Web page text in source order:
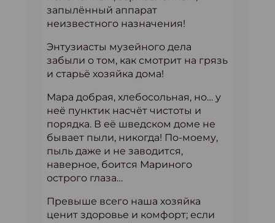
запылённый аппарат
неизвестного назначения!
Энтузиасты музейного дела
забыли о том, как смотрит на грязь
и старьё хозяйка дома!
Мара добрая, хлебосольная, но… у
неё пунктик насчёт чистоты и
порядка. В её шведском доме не
бывает пыли, никогда! По-моему,
пыль даже и не заводится,
наверное, боится Мариного
острого глаза…
Превыше всего наша хозяйка
ценит здоровье и комфорт; если